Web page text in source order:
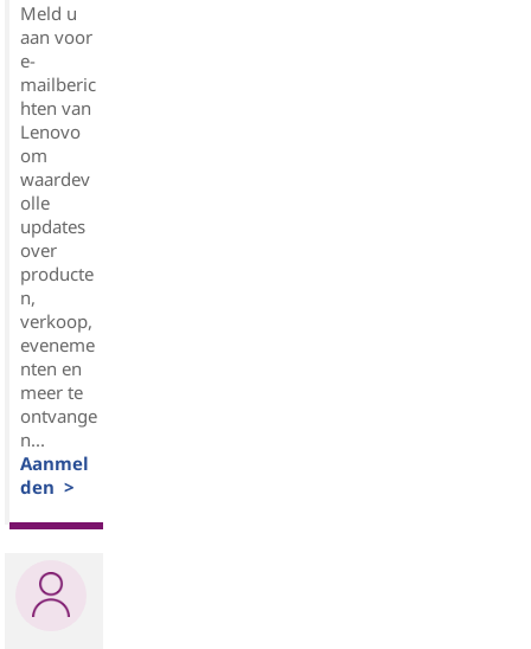
Meld u
aan voor
e-
mailberic
hten van
Lenovo
om
waardev
olle
updates
over
producte
n,
verkoop,
eveneme
nten en
meer te
ontvange
n...
Aanmel
den >